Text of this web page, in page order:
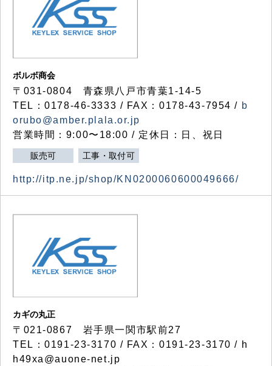
ボルボ商会
〒031-0804 青森県八戸市青葉1-14-5
TEL：0178-46-3333 / FAX：0178-43-7954 / b
orubo@amber.plala.or.jp
営業時間：9:00〜18:00 / 定休日：日、祝日
販売可 工事・取付可
http://itp.ne.jp/shop/KN0200060600049666/
カギの丸正
〒021-0867 岩手県一関市駅前27
TEL：0191-23-3170 / FAX：0191-23-3170 / h
h49xa@auone-net.jp